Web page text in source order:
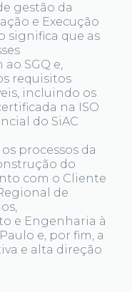
gestão da
e Execução
significa que as
SGQ e,
requisitos
incluindo os
na ISO
do SiAC
processos da
do
com o Cliente
de
e Engenharia à
e, por fim, a
e alta direção